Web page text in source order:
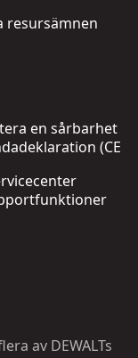
resursämnen
en sårbarhet
(CE
av DEWALTs